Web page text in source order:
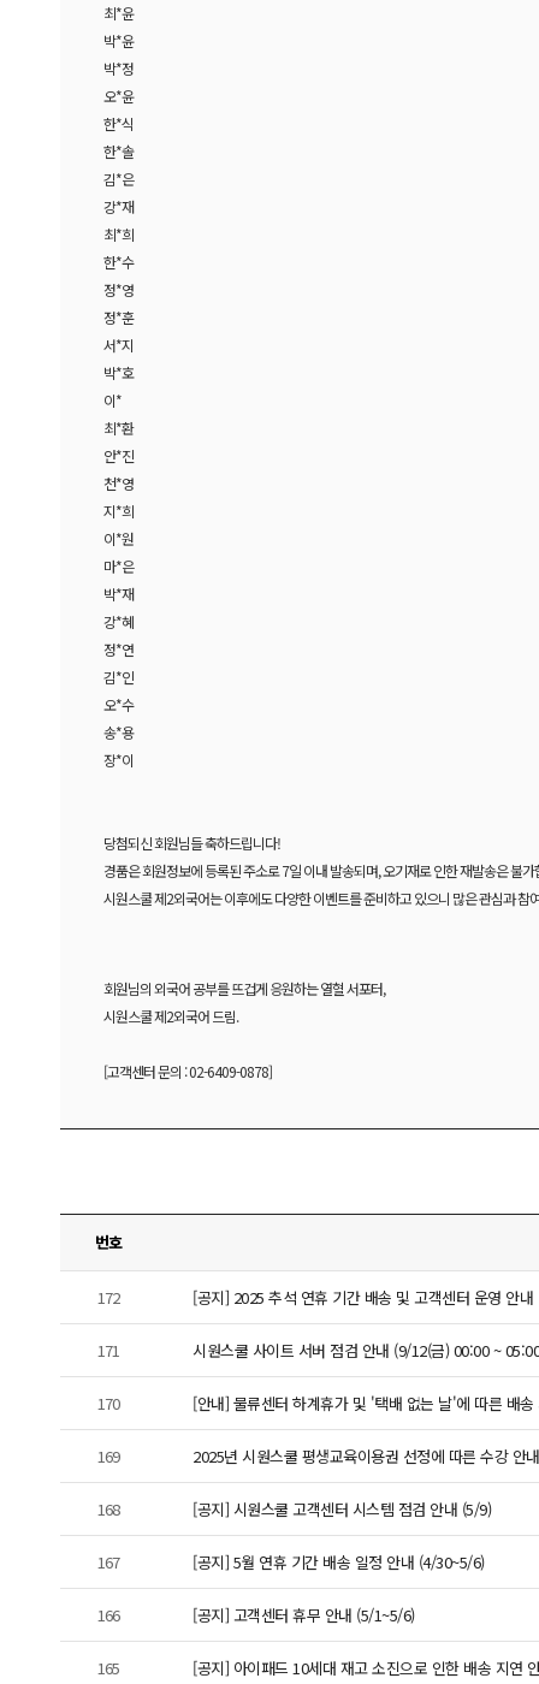
최*윤
박*윤
박*정
오*윤
한*식
한*솔
김*은
강*재
최*희
한*수
정*영
정*훈
서*지
박*호
이*
최*환
안*진
천*영
지*희
이*원
마*은
박*재
강*혜
정*연
김*인
오*수
송*용
장*이
당첨되신 회원님들 축하드립니다!
경품은 회원정보에 등록된 주소로 7일 이내 발송되며, 오기재로 인한 재발송은 불가
시원스쿨 제2외국어는 이후에도 다양한 이벤트를 준비하고 있으니 많은 관심과 참
회원님의 외국어 공부를 뜨겁게 응원하는 열혈 서포터,
시원스쿨 제2외국어 드림.
[고객센터 문의 : 02-6409-0878]
번호
172 [공지] 2025 추석 연휴 기간 배송 및 고객센터 운영 안내
171 시원스쿨 사이트 서버 점검 안내 (9/12(금) 00:00 ~
170 [안내] 물류센터 하계휴가 및 '택배 없는 날'에 따른 배
169 2025년 시원스쿨 평생교육이용권 선정에 따른 수강 안
168 [공지] 시원스쿨 고객센터 시스템 점검 안내 (5/9)
167 [공지] 5월 연휴 기간 배송 일정 안내 (4/30~5/6)
166 [공지] 고객센터 휴무 안내 (5/1~5/6)
165 [공지] 아이패드 10세대 재고 소진으로 인한 배송 지연